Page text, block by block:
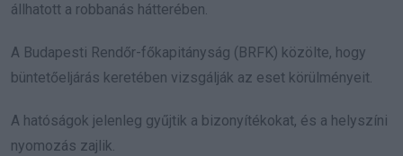
állhatott a robbanás hátterében.
A Budapesti Rendőr-főkapitányság (BRFK) közölte, hogy
büntetőeljárás keretében vizsgálják az eset körülményeit.
A hatóságok jelenleg gyűjtik a bizonyítékokat, és a helyszíni
nyomozás zajlik.